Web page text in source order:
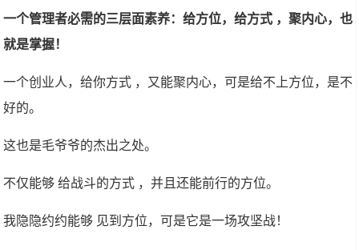
一个管理者必需的三层面素养：给方位，给方式 ，聚内心，也
就是掌握！
一个创业人，给你方式 ，又能聚内心，可是给不上方位，是不
好的。
这也是毛爷爷的杰出之处。
不仅能够 给战斗的方式 ，并且还能前行的方位。
我隐隐约约能够 见到方位，可是它是一场攻坚战！